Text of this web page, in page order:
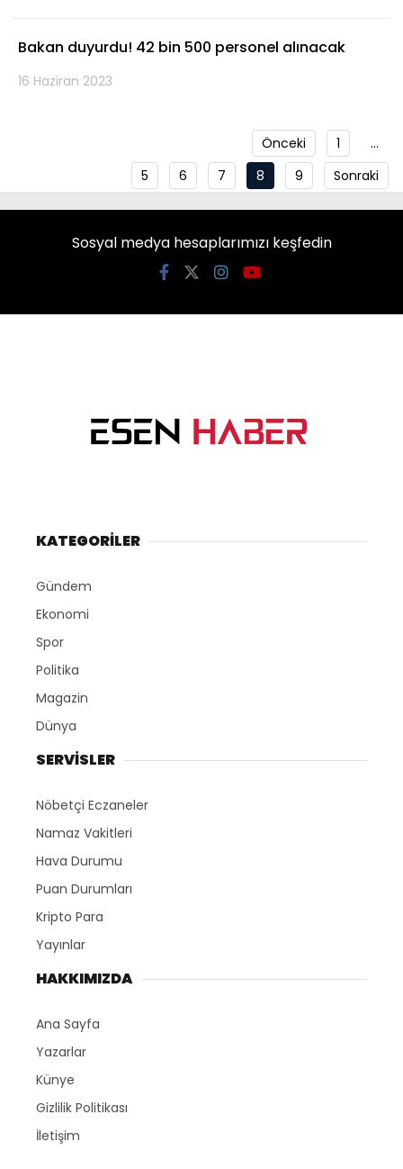
Bakan duyurdu! 42 bin 500 personel alınacak
16 Haziran 2023
Önceki 1
…
5
6 7 8 9 Sonraki
Sosyal medya hesaplarımızı keşfedin
KATEGORİLER
Gündem
Ekonomi
Spor
Politika
Magazin
Dünya
SERVİSLER
Nöbetçi Eczaneler
Namaz Vakitleri
Hava Durumu
Puan Durumları
Kripto Para
Yayınlar
HAKKIMIZDA
Ana Sayfa
Yazarlar
Künye
Gizlilik Politikası
İletişim